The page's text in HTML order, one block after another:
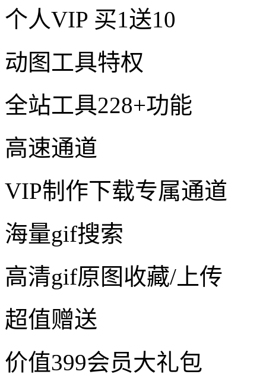
个人VIP 买1送10
动图工具特权
全站工具228+功能
高速通道
VIP制作下载专属通道
海量gif搜索
高清gif原图收藏/上传
超值赠送
价值399会员大礼包